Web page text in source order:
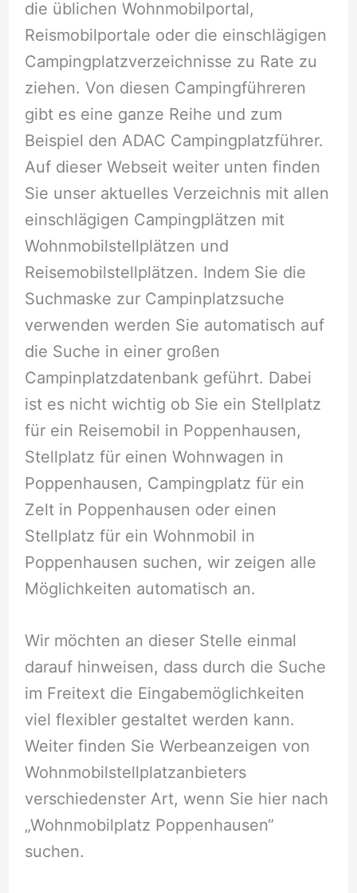
die üblichen Wohnmobilportal,
Reismobilportale oder die einschlägigen
Campingplatzverzeichnisse zu Rate zu
ziehen. Von diesen Campingführeren
gibt es eine ganze Reihe und zum
Beispiel den ADAC Campingplatzführer.
Auf dieser Webseit weiter unten finden
Sie unser aktuelles Verzeichnis mit allen
einschlägigen Campingplätzen mit
Wohnmobilstellplätzen und
Reisemobilstellplätzen. Indem Sie die
Suchmaske zur Campinplatzsuche
verwenden werden Sie automatisch auf
die Suche in einer großen
Campinplatzdatenbank geführt. Dabei
ist es nicht wichtig ob Sie ein Stellplatz
für ein Reisemobil in Poppenhausen,
Stellplatz für einen Wohnwagen in
Poppenhausen, Campingplatz für ein
Zelt in Poppenhausen oder einen
Stellplatz für ein Wohnmobil in
Poppenhausen suchen, wir zeigen alle
Möglichkeiten automatisch an.
Wir möchten an dieser Stelle einmal
darauf hinweisen, dass durch die Suche
im Freitext die Eingabemöglichkeiten
viel flexibler gestaltet werden kann.
Weiter finden Sie Werbeanzeigen von
Wohnmobilstellplatzanbieters
verschiedenster Art, wenn Sie hier nach
„Wohnmobilplatz Poppenhausen“
suchen.